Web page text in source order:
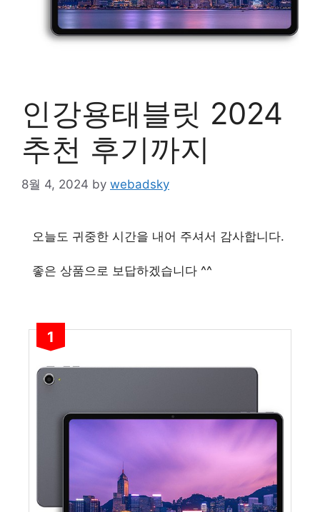
인강용태블릿 2024
추천 후기까지
8월 4, 2024 by webadsky
오늘도 귀중한 시간을 내어 주셔서 감사합니다.
좋은 상품으로 보답하겠습니다 ^^
1